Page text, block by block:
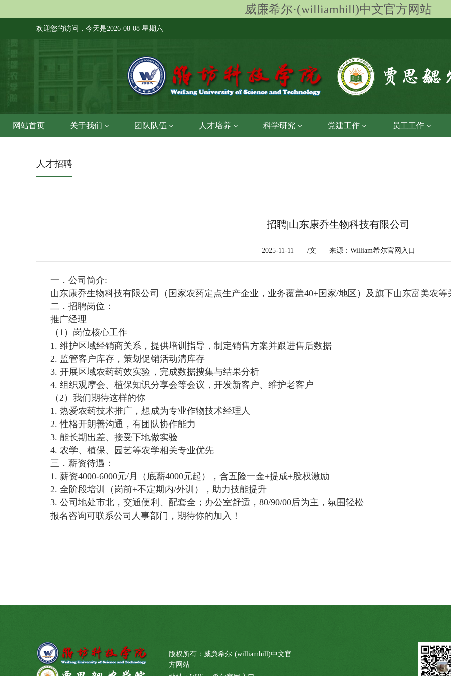
威廉希尔·(williamhill)中文官方网站
欢迎您的访问，今天是2026-08-08 星期六
网站首页 关于我们 团队队伍 人才培养 科学研究 党建工作 员工工作
人才招聘
招聘|山东康乔生物科技有限公司
2025-11-11 /文 来源：William希尔官网入口
一．公司简介:
山东康乔生物科技有限公司（国家农药定点生产企业，业务覆盖40+国家/地区）及旗下山东富美农等
二．招聘岗位：
推广经理
（1）岗位核心工作
1. 维护区域经销商关系，提供培训指导，制定销售方案并跟进售后数据
2. 监管客户库存，策划促销活动清库存
3. 开展区域农药药效实验，完成数据搜集与结果分析
4. 组织观摩会、植保知识分享会等会议，开发新客户、维护老客户
（2）我们期待这样的你
1. 热爱农药技术推广，想成为专业作物技术经理人
2. 性格开朗善沟通，有团队协作能力
3. 能长期出差、接受下地做实验
4. 农学、植保、园艺等农学相关专业优先
三．薪资待遇：
1. 薪资4000-6000元/月（底薪4000元起），含五险一金+提成+股权激励
2. 全阶段培训（岗前+不定期内/外训），助力技能提升
3. 公司地处市北，交通便利、配套全；办公室舒适，80/90/00后为主，氛围轻松
报名咨询可联系公司人事部门，期待你的加入！
版权所有：威廉希尔·(williamhill)中文官
方网站